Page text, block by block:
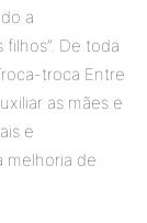
a
De toda
troca Entre
as mães e
e
melhoria de